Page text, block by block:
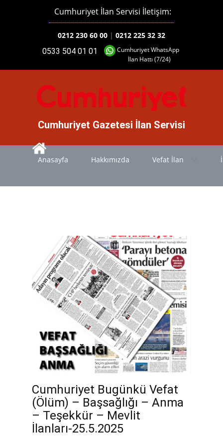
Cumhuriyet WhatsApp
İlan Hattı (7/24)
0533 504 01 01
Cumhuriyet İlan Servisi İletişim:
0212 230 60 00 | 0212 225 32 32
Cumhuriyet Gazetesi İlan Servisi
Anasayfa Hakkımızda Vefat İlan
Cumhuriyet Bugünkü Vefat
(Ölüm) – Başsağlığı – Anma
– Teşekkür – Mevlit
İlanları-25.5.2025